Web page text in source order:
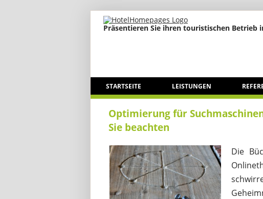
Präsentieren Sie ihren touristischen Betrieb
STARTSEITE LEISTUNGEN
Optimierung für
Sie beachten
Die